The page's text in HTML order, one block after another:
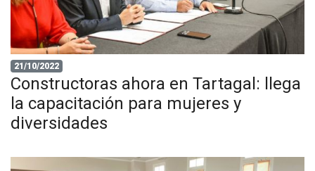
21/10/2022
Constructoras ahora en Tartagal: llega
la capacitación para mujeres y
diversidades